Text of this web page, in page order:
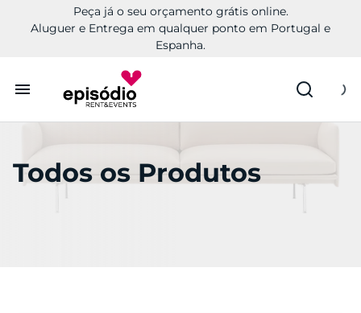
Peça já o seu orçamento grátis online.
Aluguer e Entrega em qualquer ponto em Portugal e
Espanha.
Aluguer
Conheça a Episódio
Todos os Produtos